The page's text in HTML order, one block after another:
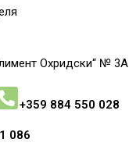
Охридски“ № 3A
+359 884 550 028
086